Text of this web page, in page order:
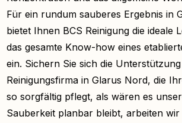
Für ein rundum sauberes Ergebnis in
bietet Ihnen BCS Reinigung die ideale
das gesamte Know-how eines
ein. Sichern Sie sich die
Reinigungsfirma in Glarus Nord, die
so sorgfältig pflegt, als wären es
Sauberkeit planbar bleibt, arbeiten wir